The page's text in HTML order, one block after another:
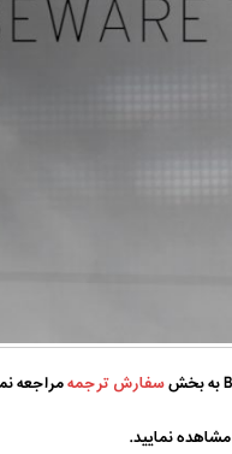
سفارش ترجمهمراجعه
مشاهده نمایید.